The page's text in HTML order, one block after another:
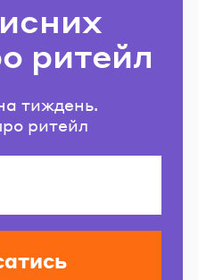
ритейл
тиждень.
ритейл